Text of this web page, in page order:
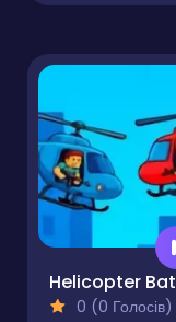
0 (0 Голосів)